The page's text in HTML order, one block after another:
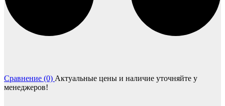
Сравнение (0) Актуальные цены и наличие уточняйте у
менеджеров!